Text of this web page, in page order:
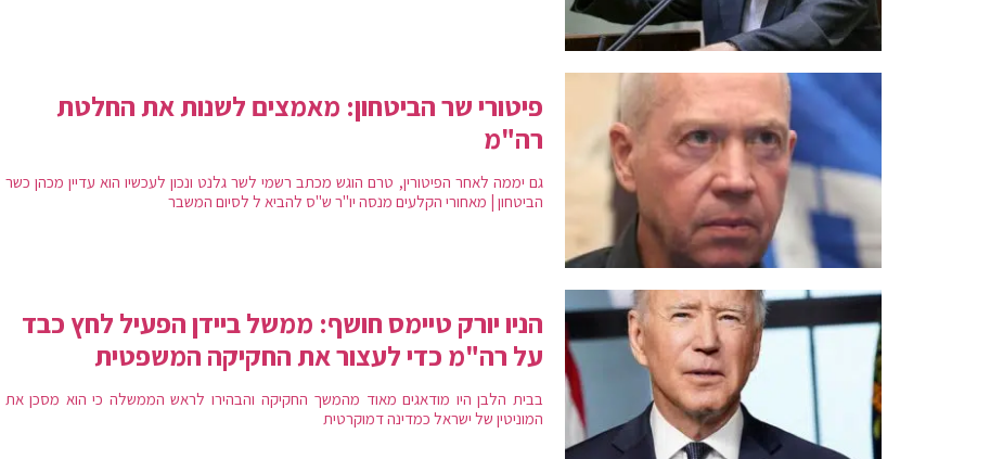
פיטורי שר הביטחון: מאמצים לשנות את החלטת
רה"מ
גם יממה לאחר הפיטורין, טרם הוגש מכתב רשמי לשר גלנט ונכון לעכשיו הוא עדיין מכהן כשר
הביטחון | מאחורי הקלעים מנסה יו"ר ש"ס להביא ל לסיום המשבר
הניו יורק טיימס חושף: ממשל ביידן הפעיל לחץ כבד
על רה"מ כדי לעצור את החקיקה המשפטית
בבית הלבן היו מודאגים מאוד מהמשך החקיקה והבהירו לראש הממשלה כי הוא מסכן את
המוניטין של ישראל כמדינה דמוקרטית